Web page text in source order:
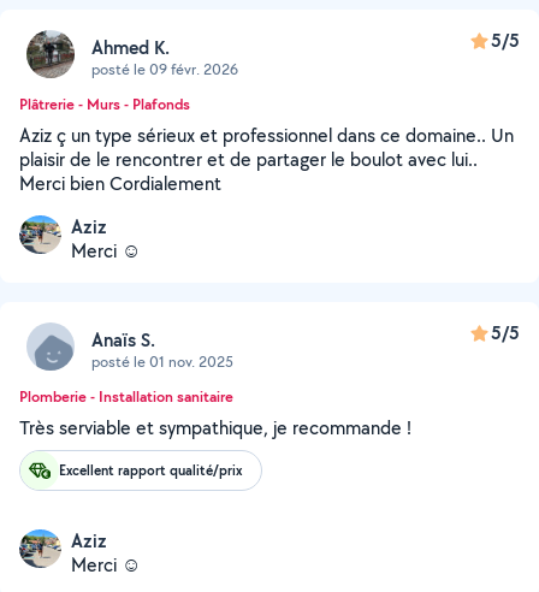
Ahmed K.
posté le 09 févr. 2026
5/5
Plâtrerie - Murs - Plafonds
Aziz ç un type sérieux et professionnel dans ce domaine.. Un
plaisir de le rencontrer et de partager le boulot avec lui..
Merci bien Cordialement
Aziz
Merci ☺️
Anaïs S.
posté le 01 nov. 2025
5/5
Plomberie - Installation sanitaire
Très serviable et sympathique, je recommande !
Excellent rapport qualité/prix
Aziz
Merci ☺️